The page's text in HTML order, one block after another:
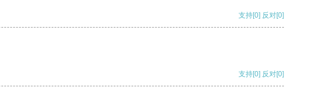
支持[0] 反对[0]
支持[0] 反对[0]